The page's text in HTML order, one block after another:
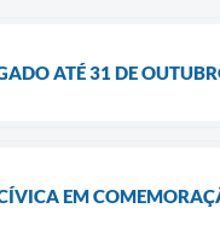
ATÉ 31 DE
EM